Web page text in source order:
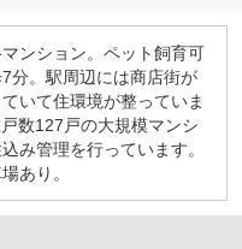
ンション。ペット飼育可
分。駅周辺には商店街が
いて住環境が整っていま
数127戸の大規模マンシ
み管理を行っています。
あり。